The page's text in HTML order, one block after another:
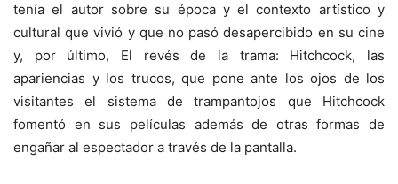
tenía el autor sobre su época y el contexto artístico y
cultural que vivió y que no pasó desapercibido en su cine
y, por último, El revés de la trama: Hitchcock, las
apariencias y los trucos, que pone ante los ojos de los
visitantes el sistema de trampantojos que Hitchcock
fomentó en sus películas además de otras formas de
engañar al espectador a través de la pantalla.